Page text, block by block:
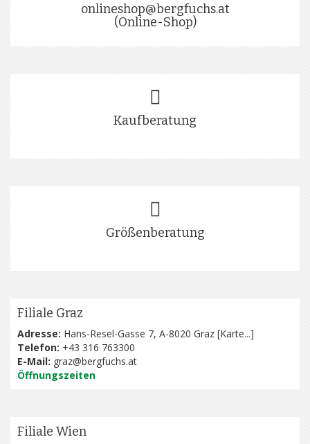
onlineshop@bergfuchs.at
(Online-Shop)
Kaufberatung
Größenberatung
Filiale Graz
Adresse: Hans-Resel-Gasse 7, A-8020 Graz [Karte...]
Telefon: +43 316 763300
E-Mail: graz@bergfuchs.at
Öffnungszeiten
Filiale Wien